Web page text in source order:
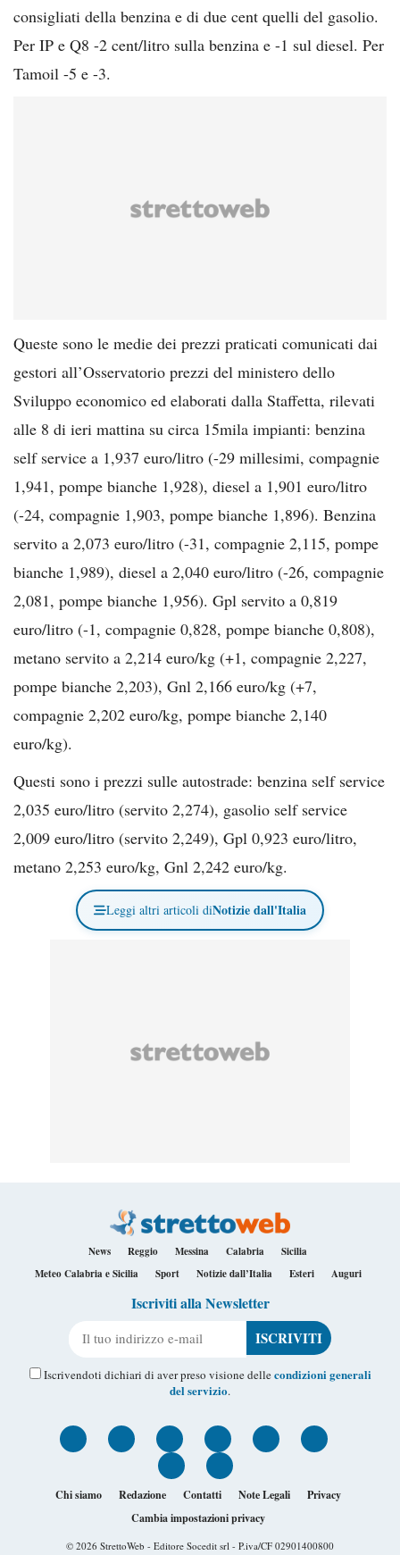
consigliati della benzina e di due cent quelli del gasolio.
Per IP e Q8 -2 cent/litro sulla benzina e -1 sul diesel. Per
Tamoil -5 e -3.
Queste sono le medie dei prezzi praticati comunicati dai
gestori all’Osservatorio prezzi del ministero dello
Sviluppo economico ed elaborati dalla Staffetta, rilevati
alle 8 di ieri mattina su circa 15mila impianti: benzina
self service a 1,937 euro/litro (-29 millesimi, compagnie
1,941, pompe bianche 1,928), diesel a 1,901 euro/litro
(-24, compagnie 1,903, pompe bianche 1,896). Benzina
servito a 2,073 euro/litro (-31, compagnie 2,115, pompe
bianche 1,989), diesel a 2,040 euro/litro (-26, compagnie
2,081, pompe bianche 1,956). Gpl servito a 0,819
euro/litro (-1, compagnie 0,828, pompe bianche 0,808),
metano servito a 2,214 euro/kg (+1, compagnie 2,227,
pompe bianche 2,203), Gnl 2,166 euro/kg (+7,
compagnie 2,202 euro/kg, pompe bianche 2,140
euro/kg).
Questi sono i prezzi sulle autostrade: benzina self service
2,035 euro/litro (servito 2,274), gasolio self service
2,009 euro/litro (servito 2,249), Gpl 0,923 euro/litro,
metano 2,253 euro/kg, Gnl 2,242 euro/kg.
Leggi altri articoli diNotizie dall'Italia
News Reggio Messina Calabria
Sicilia
Meteo Calabria e Sicilia
Sport Notizie dall’Italia Esteri Auguri
Iscriviti alla Newsletter
Iscrivendoti dichiari di aver preso visione dellecondizioni generali
del servizio.
Chi siamo Redazione Contatti Note Legali
Privacy
Cambia impostazioni privacy
© 2026 StrettoWeb - Editore Socedit srl - P.iva/CF 02901400800